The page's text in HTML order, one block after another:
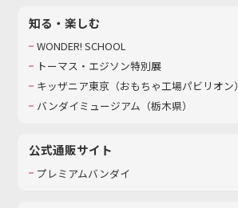
知る・楽しむ
WONDER! SCHOOL
トーマス・エジソン特別展
キッザニア東京（おもちゃ工場パビリオン）​
バンダイミュージアム（栃木県）
公式通販サイト
プレミアムバンダイ